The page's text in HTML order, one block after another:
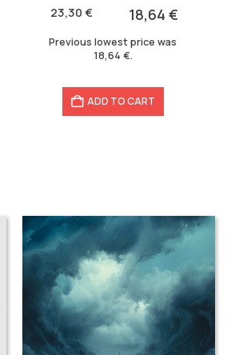
23,30€
was:
23,30 €.
18,64€
18,64 €.
Previous lowest price was
18,64 €.
ADD TO CART